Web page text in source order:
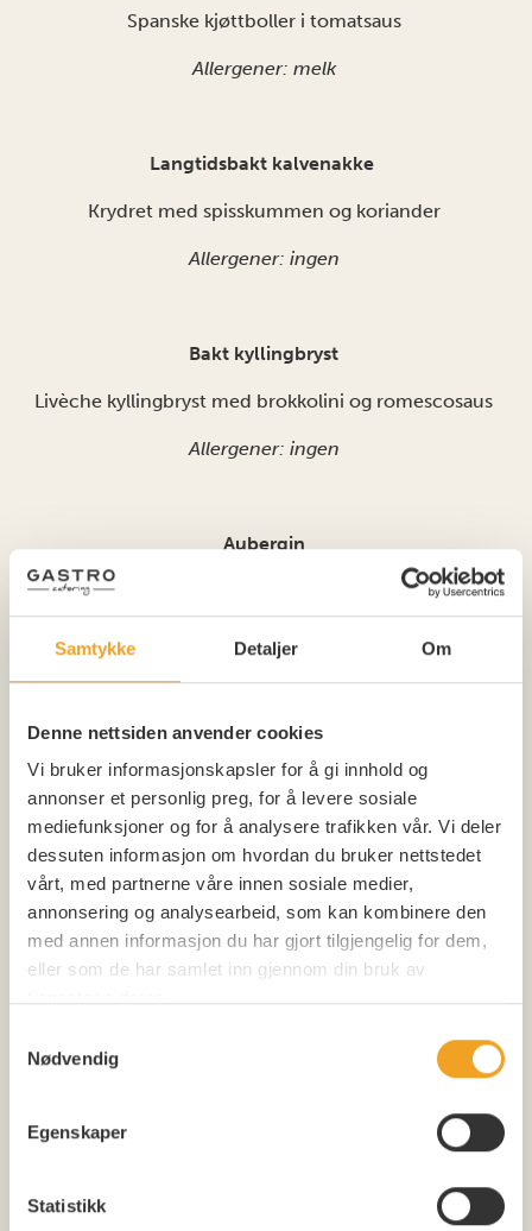
Samtykke Detaljer Om
Denne nettsiden anvender cookies
Vi bruker informasjonskapsler for å gi innhold og
annonser et personlig preg, for å levere sosiale
mediefunksjoner og for å analysere trafikken vår. Vi deler
dessuten informasjon om hvordan du bruker nettstedet
vårt, med partnerne våre innen sosiale medier,
annonsering og analysearbeid, som kan kombinere den
med annen informasjon du har gjort tilgjengelig for dem,
eller som de har samlet inn gjennom din bruk av
Nødvendig
Egenskaper
Statistikk
Spanske kjøttboller i tomatsaus
Allergener: melk
Langtidsbakt kalvenakke
Krydret med spisskummen og koriander
Allergener: ingen
Bakt kyllingbryst
Livèche kyllingbryst med brokkolini og romescosaus
Allergener: ingen
Aubergin
Bakt aubergin med sumak, granateple og tahinidressing
Allergener: melk
Padrón
Stekt padronpaprika med flaksalt
Allergener: ingen
Potetsalat
Potetsalat med ras el hanout, rødløk, persille og fetaost